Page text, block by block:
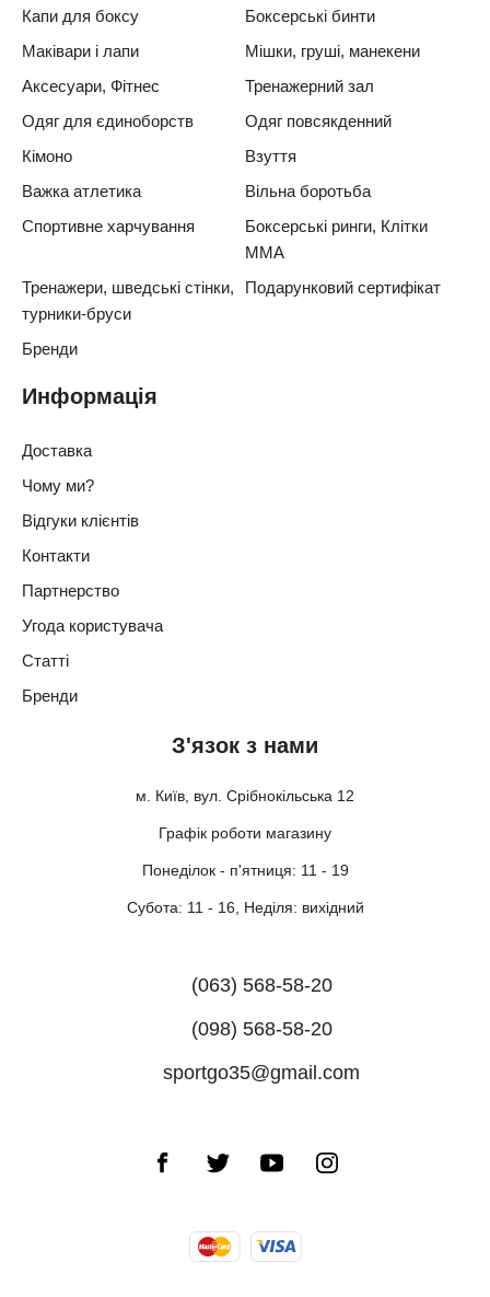
З'язок з нами
м. Київ, вул. Срібнокільська 12
Графік роботи магазину
Понеділок - п'ятниця: 11 - 19
Субота: 11 - 16, Неділя: вихідний
(063) 568-58-20
(098) 568-58-20
sportgo35@gmail.com
Капи для боксу
Боксерські бинти
Маківари і лапи
Мішки, груші, манекени
Аксесуари, Фітнес
Тренажерний зал
Одяг для єдиноборств
Одяг повсякденний
Кімоно
Взуття
Важка атлетика
Вільна боротьба
Спортивне харчування
Боксерські ринги, Клітки
ММА
Тренажери, шведські стінки,
турники-бруси
Подарунковий сертифікат
Бренди
Информація
Доставка
Чому ми?
Відгуки клієнтів
Контакти
Партнерство
Угода користувача
Статті
Бренди